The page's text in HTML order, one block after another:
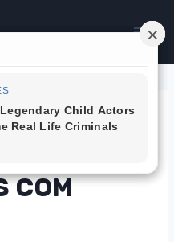
MIL REAIS
COM